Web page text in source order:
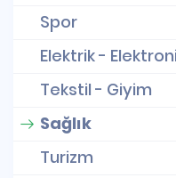
Spor
Elektrik -
Tekstil - Giyim
Sağlık
Turizm